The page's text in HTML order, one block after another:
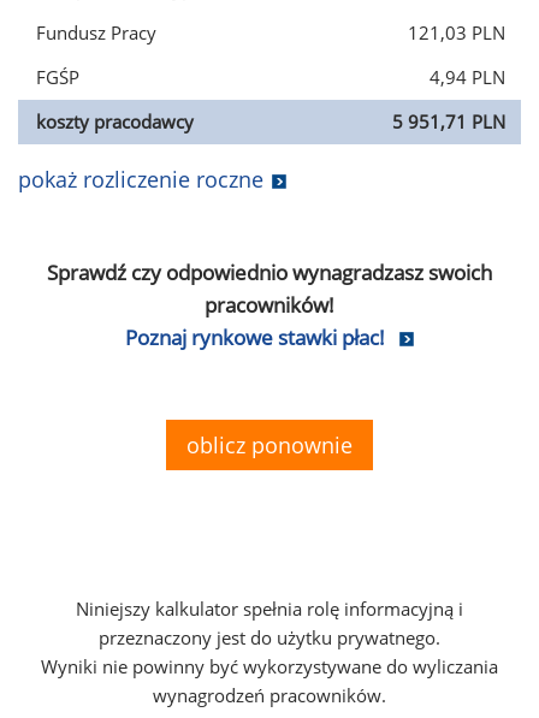
Fundusz Pracy
121,03 PLN
FGŚP
4,94 PLN
koszty pracodawcy
5 951,71 PLN
pokaż rozliczenie roczne
Sprawdź czy odpowiednio wynagradzasz swoich
pracowników!
Poznaj rynkowe stawki płac!
oblicz ponownie
Niniejszy kalkulator spełnia rolę informacyjną i
przeznaczony jest do użytku prywatnego.
Wyniki nie powinny być wykorzystywane do wyliczania
wynagrodzeń pracowników.